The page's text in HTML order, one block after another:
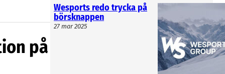
och
Fredrikpå
Wesports redo trycka på
börsknappen
27 mar 2025